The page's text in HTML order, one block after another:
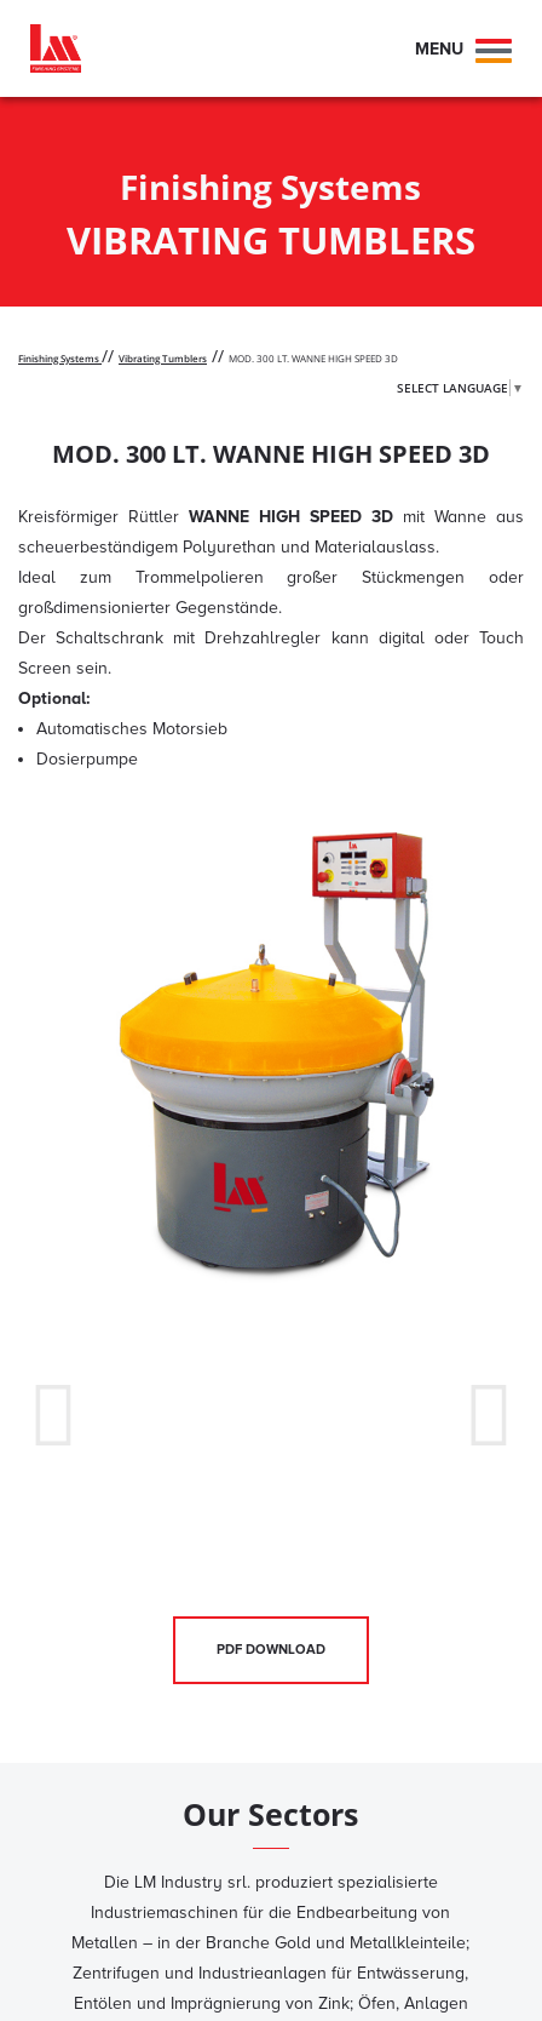
MENU
Toggle
Finishing Systems
VIBRATING TUMBLERS
Finishing Systems// Vibrating Tumblers // MOD. 300 LT. WANNE HIGH SPEED 3D
SELECT LANGUAGE ▼
MOD. 300 LT. WANNE HIGH SPEED 3D
Kreisförmiger Rüttler WANNE HIGH SPEED 3D mit Wanne aus
scheuerbeständigem Polyurethan und Materialauslass.
Ideal zum Trommelpolieren großer Stückmengen oder
großdimensionierter Gegenstände.
Der Schaltschrank mit Drehzahlregler kann digital oder Touch
Screen sein.
Optional:
Automatisches Motorsieb
Dosierpumpe
PDF DOWNLOAD
Our Sectors
Die LM Industry srl. produziert spezialisierte
Industriemaschinen für die Endbearbeitung von
Metallen – in der Branche Gold und Metallkleinteile;
Zentrifugen und Industrieanlagen für Entwässerung,
Entölen und Imprägnierung von Zink; Öfen, Anlagen